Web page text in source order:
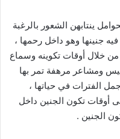
ينتابهن الشعور بالرغبة
جنينها وهو داخل رحمها ،
من خلال أوقات تكوينه وسماع
ومشاعر مرهفة تمر بها
الفترات في حياتها ،
أوقات تكون الجنين داخل
الجنين .